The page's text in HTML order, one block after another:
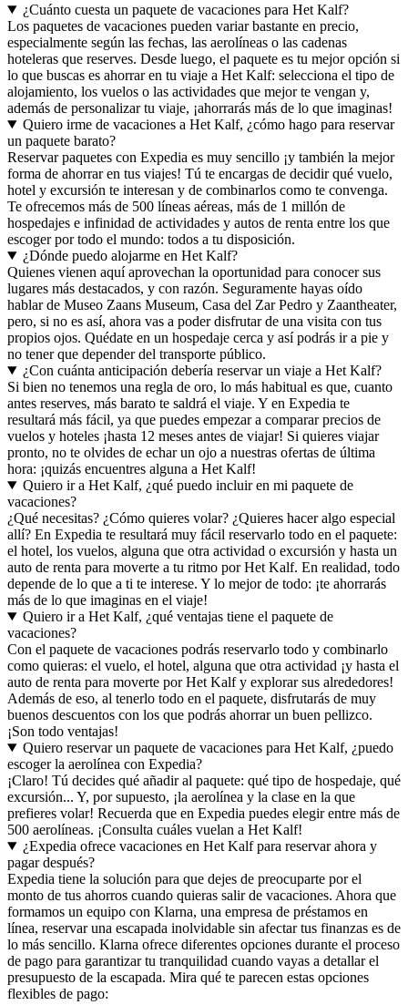
¿Cuánto cuesta un paquete de vacaciones para Het Kalf?
Los paquetes de vacaciones pueden variar bastante en precio,
especialmente según las fechas, las aerolíneas o las cadenas
hoteleras que reserves. Desde luego, el paquete es tu mejor opción si
lo que buscas es ahorrar en tu viaje a Het Kalf: selecciona el tipo de
alojamiento, los vuelos o las actividades que mejor te vengan y,
además de personalizar tu viaje, ¡ahorrarás más de lo que imaginas!
Quiero irme de vacaciones a Het Kalf, ¿cómo hago para reservar
un paquete barato?
Reservar paquetes con Expedia es muy sencillo ¡y también la mejor
forma de ahorrar en tus viajes! Tú te encargas de decidir qué vuelo,
hotel y excursión te interesan y de combinarlos como te convenga.
Te ofrecemos más de 500 líneas aéreas, más de 1 millón de
hospedajes e infinidad de actividades y autos de renta entre los que
escoger por todo el mundo: todos a tu disposición.
¿Dónde puedo alojarme en Het Kalf?
Quienes vienen aquí aprovechan la oportunidad para conocer sus
lugares más destacados, y con razón. Seguramente hayas oído
hablar de Museo Zaans Museum, Casa del Zar Pedro y Zaantheater,
pero, si no es así, ahora vas a poder disfrutar de una visita con tus
propios ojos. Quédate en un hospedaje cerca y así podrás ir a pie y
no tener que depender del transporte público.
¿Con cuánta anticipación debería reservar un viaje a Het Kalf?
Si bien no tenemos una regla de oro, lo más habitual es que, cuanto
antes reserves, más barato te saldrá el viaje. Y en Expedia te
resultará más fácil, ya que puedes empezar a comparar precios de
vuelos y hoteles ¡hasta 12 meses antes de viajar! Si quieres viajar
pronto, no te olvides de echar un ojo a nuestras ofertas de última
hora: ¡quizás encuentres alguna a Het Kalf!
Quiero ir a Het Kalf, ¿qué puedo incluir en mi paquete de
vacaciones?
¿Qué necesitas? ¿Cómo quieres volar? ¿Quieres hacer algo especial
allí? En Expedia te resultará muy fácil reservarlo todo en el paquete:
el hotel, los vuelos, alguna que otra actividad o excursión y hasta un
auto de renta para moverte a tu ritmo por Het Kalf. En realidad, todo
depende de lo que a ti te interese. Y lo mejor de todo: ¡te ahorrarás
más de lo que imaginas en el viaje!
Quiero ir a Het Kalf, ¿qué ventajas tiene el paquete de
vacaciones?
Con el paquete de vacaciones podrás reservarlo todo y combinarlo
como quieras: el vuelo, el hotel, alguna que otra actividad ¡y hasta el
auto de renta para moverte por Het Kalf y explorar sus alrededores!
Además de eso, al tenerlo todo en el paquete, disfrutarás de muy
buenos descuentos con los que podrás ahorrar un buen pellizco.
¡Son todo ventajas!
Quiero reservar un paquete de vacaciones para Het Kalf, ¿puedo
escoger la aerolínea con Expedia?
¡Claro! Tú decides qué añadir al paquete: qué tipo de hospedaje, qué
excursión... Y, por supuesto, ¡la aerolínea y la clase en la que
prefieres volar! Recuerda que en Expedia puedes elegir entre más de
500 aerolíneas. ¡Consulta cuáles vuelan a Het Kalf!
¿Expedia ofrece vacaciones en Het Kalf para reservar ahora y
pagar después?
Expedia tiene la solución para que dejes de preocuparte por el
monto de tus ahorros cuando quieras salir de vacaciones. Ahora que
formamos un equipo con Klarna, una empresa de préstamos en
línea, reservar una escapada inolvidable sin afectar tus finanzas es de
lo más sencillo. Klarna ofrece diferentes opciones durante el proceso
de pago para garantizar tu tranquilidad cuando vayas a detallar el
presupuesto de la escapada. Mira qué te parecen estas opciones
flexibles de pago: